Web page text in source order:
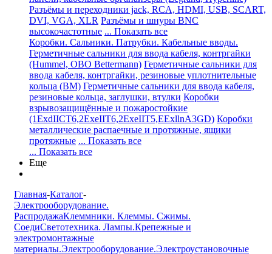
Разъёмы и переходники jack, RCA, HDMI, USB, SCART,
DVI, VGA, XLR Разъёмы и шнуры BNC
высокочастотные ... Показать все
Коробки. Сальники. Патрубки. Кабельные вводы.
Герметичные сальники для ввода кабеля, контргайки
(Hummel, OBO Bettermann) Герметичные сальники для
ввода кабеля, контргайки, резиновые уплотнительные
кольца (BM) Герметичные сальники для ввода кабеля,
резиновые кольца, заглушки, втулки Коробки
взрывозащищённые и пожаростойкие
(1ExdIICT6,2ExeIIT6,2ExeIIT5,EExllnA3GD) Коробки
металлические распаечные и протяжные, ящики
протяжные ... Показать все
... Показать все
Еще
Главная-Каталог-
Электрооборудование.
РаспродажаКлеммники. Клеммы. Сжимы.
СоедиСветотехника. Лампы.Крепежные и
электромонтажные
материалы.Электрооборудование.Электроустановочные